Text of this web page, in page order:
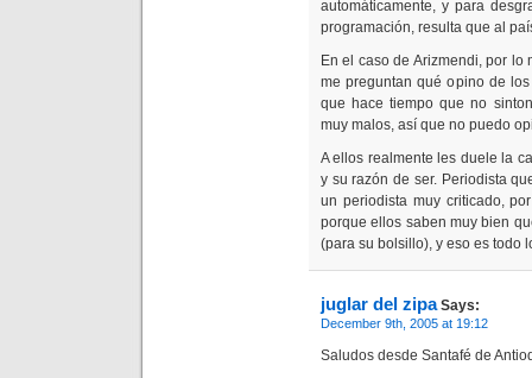
automáticamente, y para
programación, resulta que al
En el caso de Arizmendi, por lo
me preguntan qué opino de
que hace tiempo que no
muy malos, así que no puedo
A ellos realmente les duele la
y su razón de ser. Periodista
un periodista muy criticado,
porque ellos saben muy bien
(para su bolsillo), y eso es todo
juglar del zipaSays:
December 9th, 2005 at 19:12
Saludos desde Santafé de